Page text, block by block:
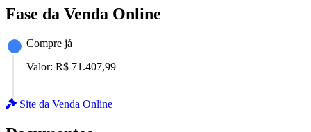
Fase da Venda Online
Compre já
Valor: R$ 71.407,99
Site da Venda Online